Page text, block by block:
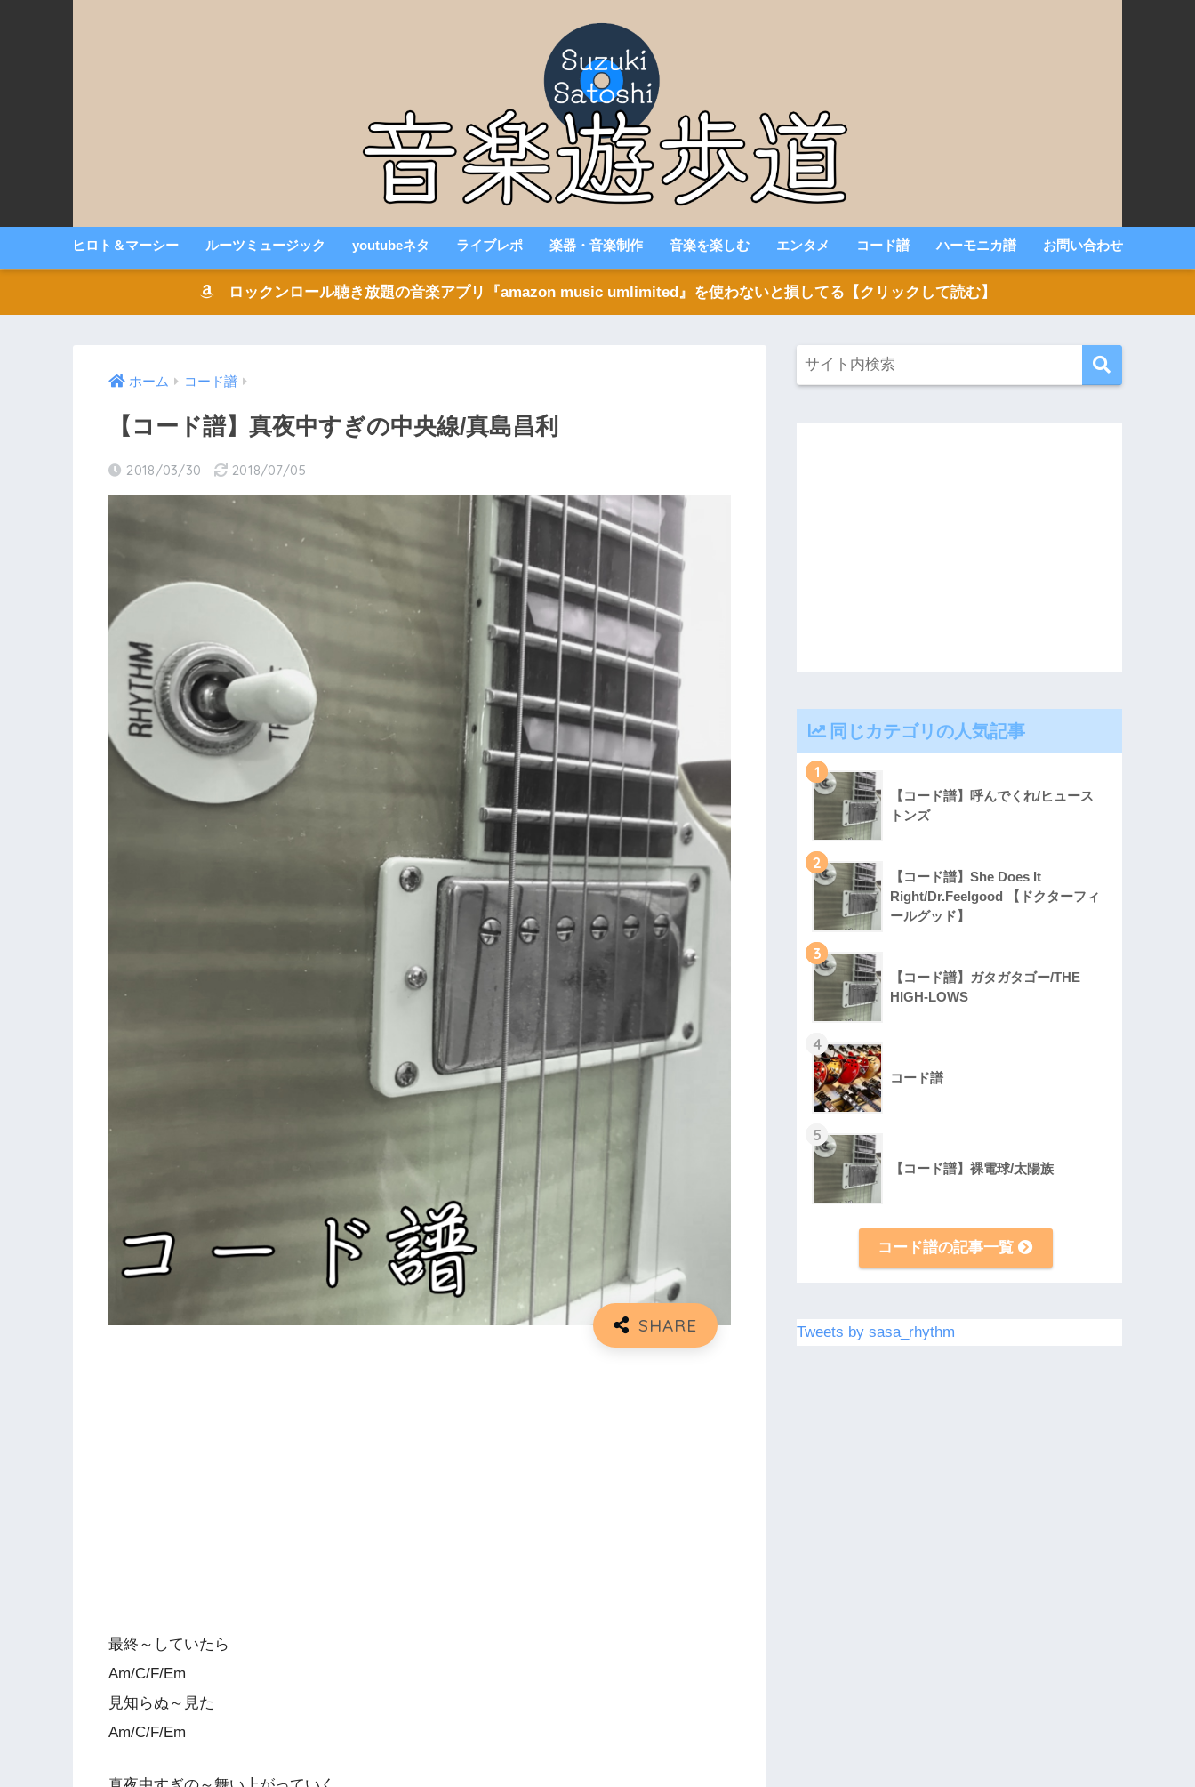
ヒロト＆マーシー ルーツミュージック youtubeネタ ライブレポ 楽器・音楽制作 音楽を楽しむ エンタメ コード譜 ハーモニカ譜 お問い合わせ
ロックンロール聴き放題の音楽アプリ『amazon music umlimited』を使わないと損してる【クリックして読む】
ホーム コード譜
【コード譜】真夜中すぎの中央線/真島昌利
2018/03/30 2018/07/05
最終～していたら
Am/C/F/Em
見知らぬ～見た
Am/C/F/Em
同じカテゴリの人気記事
1
【コード譜】呼んでくれ/ヒュース
トンズ
2
【コード譜】She Does It
Right/Dr.Feelgood 【ドクターフィ
ールグッド】
3
【コード譜】ガタガタゴー/THE
HIGH-LOWS
4
コード譜
5
【コード譜】裸電球/太陽族
コード譜の記事一覧
Tweets by sasa_rhythm